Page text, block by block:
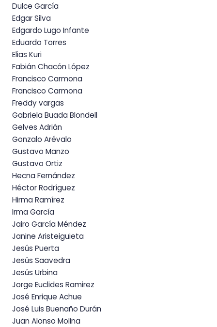
Dulce García
Edgar Silva
Edgardo Lugo Infante
Eduardo Torres
Elias Kuri
Fabián Chacón López
Francisco Carmona
Francisco Carmona
Freddy vargas
Gabriela Buada Blondell
Gelves Adrián
Gonzalo Arévalo
Gustavo Manzo
Gustavo Ortiz
Hecna Fernández
Héctor Rodríguez
Hirma Ramírez
Irma García
Jairo García Méndez
Janine Aristeiguieta
Jesús Puerta
Jesús Saavedra
Jesús Urbina
Jorge Euclides Ramirez
José Enrique Achue
José Luis Buenaño Durán
Juan Alonso Molina